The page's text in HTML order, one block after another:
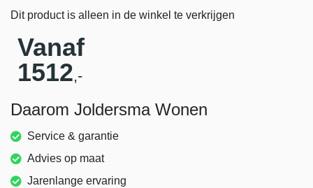
Dit product is alleen in de winkel te verkrijgen
Vanaf
1512,-
Daarom Joldersma Wonen
Service & garantie
Advies op maat
Jarenlange ervaring